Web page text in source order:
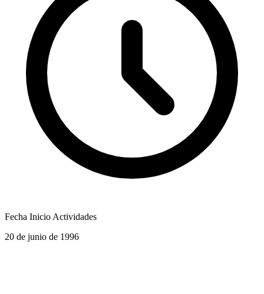
Fecha Inicio Actividades
20 de junio de 1996